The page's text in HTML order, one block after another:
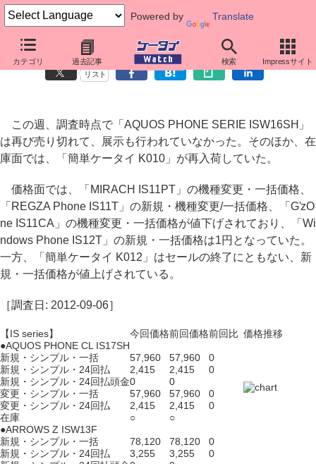
Powered by Translate
カテゴリ 過去記事 検索 Impressサイト
au端末価格調査： AQUOS PHONE SERIEが再び売り切れに
リスト
この週、調査時点で「AQUOS PHONE SERIE ISW16SH」
は再び売り切れて、展示も行われていなかった。そのほか、在
庫面では、「簡単ケータイ K010」が再入荷していた。
価格面では、「MIRACH IS11PT」の機種変更・一括価格、
「REGZA Phone IS11T」の新規・機種変更/一括価格、「G'zO
ne IS11CA」の機種変更・一括価格が値下げされており、「Wi
ndows Phone IS12T」の新規・一括価格は1円となっていた。
一方、「簡単ケータイ K012」はセールの終了にともない、新
規・一括価格が値上げされている。
［調査日: 2012-09-06］
【IS series】 今回価格前回価格前回比 価格推移
●AQUOS PHONE CL IS17SH
新規・シンプル・一括
57,960 57,960
0
新規・シンプル・24回払
2,415 2,415
0
新規・シンプル・24回払頭金0
0
変更・シンプル・一括
57,960 57,960
0
変更・シンプル・24回払
2,415 2,415
0
在庫
○
○
●ARROWS Z ISW13F
新規・シンプル・一括
78,120 78,120
0
新規・シンプル・24回払
3,255 3,255
0